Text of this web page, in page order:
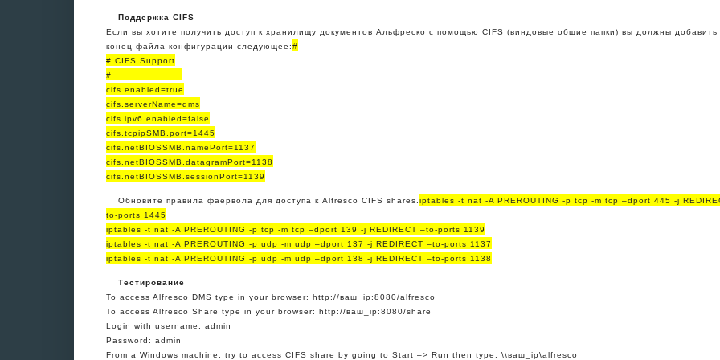
Поддержка CIFS
Если вы хотите получить доступ к хранилищу документов Альфреско с помощью CIFS (виндовые общие папки) вы должны добавить
конец файла конфигурации следующее:#
# CIFS Support
#————————
cifs.enabled=true
cifs.serverName=dms
cifs.ipv6.enabled=false
cifs.tcpipSMB.port=1445
cifs.netBIOSSMB.namePort=1137
cifs.netBIOSSMB.datagramPort=1138
cifs.netBIOSSMB.sessionPort=1139
Обновите правила фаервола для доступа к Alfresco CIFS shares. iptables -t nat -A PREROUTING -p tcp -m tcp –dport 445 -j
to-ports 1445
iptables -t nat -A PREROUTING -p tcp -m tcp –dport 139 -j REDIRECT –to-ports 1139
iptables -t nat -A PREROUTING -p udp -m udp –dport 137 -j REDIRECT –to-ports 1137
iptables -t nat -A PREROUTING -p udp -m udp –dport 138 -j REDIRECT –to-ports 1138
Тестирование
To access Alfresco DMS type in your browser: http://ваш_ip:8080/alfresco
To access Alfresco Share type in your browser: http://ваш_ip:8080/share
Login with username: admin
Password: admin
From a Windows machine, try to access CIFS share by going to Start –> Run then type: \\ваш_ip\alfresco